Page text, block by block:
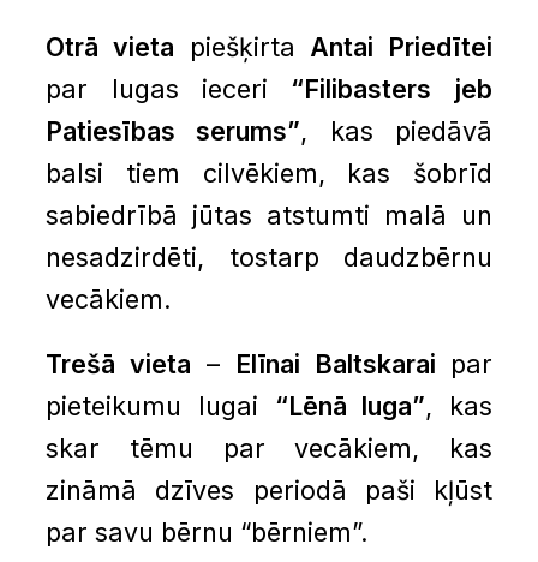
Otrā vieta piešķirta Antai Priedītei
par lugas ieceri “Filibasters jeb
Patiesības serums”, kas piedāvā
balsi tiem cilvēkiem, kas šobrīd
sabiedrībā jūtas atstumti malā un
nesadzirdēti, tostarp daudzbērnu
vecākiem.
Trešā vieta – Elīnai Baltskarai par
pieteikumu lugai “Lēnā luga”, kas
skar tēmu par vecākiem, kas
zināmā dzīves periodā paši kļūst
par savu bērnu “bērniem”.